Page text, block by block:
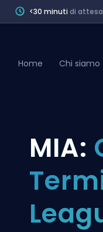
<30 minutidi attesa
Division Boost
Home Chi siamo
MIA: